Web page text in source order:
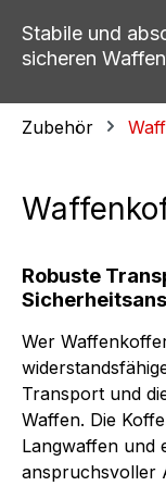
Stabile und
sicheren
Zubehör
Robuste
Wer
Transport und
Waffen. Die
Langwaffen und
anspruchsvoller